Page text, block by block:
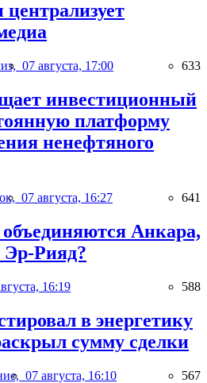
07 августа, 17:00 633
инвестиционный
платформу
ненефтяного
07 августа, 16:27 641
Анкара,
Эр-Рияд?
16:19 588
в энергетику
сумму сделки
07 августа, 16:10 567